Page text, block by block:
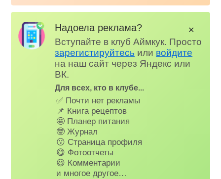
Надоела реклама?
Вступайте в клуб Аймкук. Просто
зарегистируйтесь или войдите
на наш сайт через Яндекс или
ВК.
Для всех, кто в клубе...
✅ Почти нет рекламы
📌 Книга рецептов
🤩 Планер питания
🤓 Журнал
😗 Страница профиля
😋 Фотоотчеты
😃 Комментарии
и многое другое…
✕